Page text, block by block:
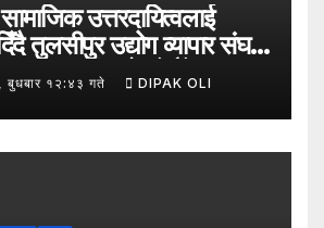
सामाजिक उत्तरदायित्वलाई
तुलसीपुर उद्योग व्यापार संघले
महासंघको पाँचौँ स्थापना
पारेर तुलसीपुर
गैरापातु स्थित श्री
विद्यालयका विद्यार्थीहरूलाई
१२:४३ गते DIPAK OLI